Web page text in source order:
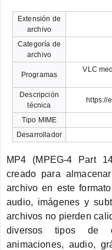
Extensión de
archivo
Categoría de
archivo
Programas
VLC
Descripción
técnica
https://
Tipo MIME
Desarrollador
MP4 (MPEG-4 Part
creado para
archivo en este
audio, imágenes y
archivos no pierden
diversos tipos de
animaciones, audio,